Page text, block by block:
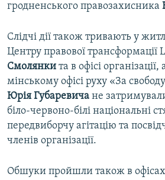
гродненського правозахисника
Слідчі дії також тривають у
Центру правової трансформації
Смолянки та в офісі
мінському офісі руху «За
Юрія Губаревича не
біло-червоно-білі національні
передвиборчу агітацію та
членів організації.
Обшуки пройшли також в